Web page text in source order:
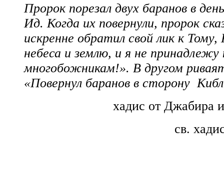
Пророк порезал двух баранов в
Ид. Когда их повернули, пророк
искренне обратил свой лик к
небеса и землю, и я не принадлежу
многобожникам!». В другом
«Повернул баранов в сторону
хадис от Джабира
св.